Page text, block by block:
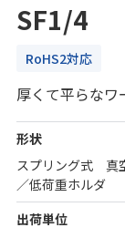
SF1/4
RoHS2対応
厚くて平らなワ
形状
スプリング式
／低荷重ホルダ
出荷単位